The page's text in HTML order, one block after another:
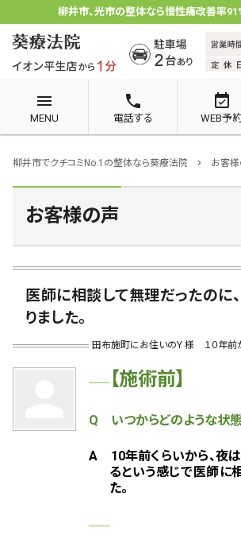
柳井市、光市の整体なら慢性痛改善率
menu
MENU
phone
電話する
event_available
WEB予
柳井市でクチコミNo.1の整体なら葵療法院 chevron_right お客
お客様の声
医師に相談して無理だったのに
りました。
田布施町にお住いのY 様 １０年前
【施術前】
Q いつからどのような状態
A 10年前くらいから、夜
るという感じで医師に
た。